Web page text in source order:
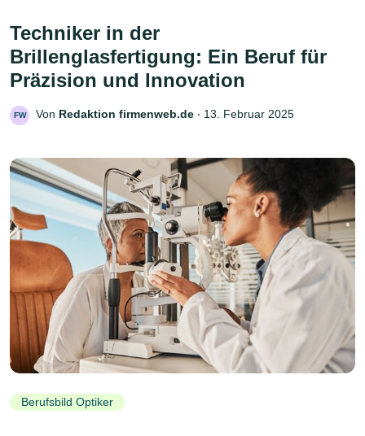
Techniker in der
Brillenglasfertigung: Ein Beruf für
Präzision und Innovation
FW Von Redaktion firmenweb.de ‧ 13. Februar 2025
Berufsbild Optiker